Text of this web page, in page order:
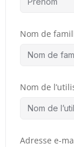
Nom de
Nom de
Adresse e-